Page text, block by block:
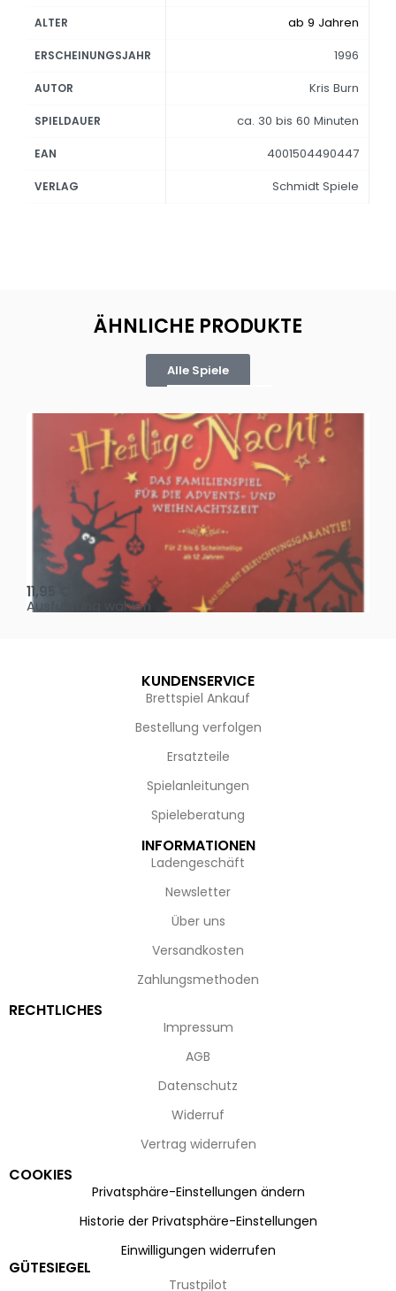
ALTER ab 9 Jahren
ERSCHEINUNGSJAHR 1996
AUTOR Kris Burn
SPIELDAUER ca. 30 bis 60 Minuten
EAN 4001504490447
VERLAG Schmidt Spiele
ÄHNLICHE PRODUKTE
Alle Spiele
Oh, heilige Nacht!
11,95
Ausführung wählen
KUNDENSERVICE
Brettspiel Ankauf
Bestellung verfolgen
Ersatzteile
Spielanleitungen
Spieleberatung
INFORMATIONEN
Ladengeschäft
Newsletter
Über uns
Versandkosten
Zahlungsmethoden
RECHTLICHES
Impressum
AGB
Datenschutz
Widerruf
Vertrag widerrufen
COOKIES
Privatsphäre-Einstellungen ändern
Historie der Privatsphäre-Einstellungen
Einwilligungen widerrufen
GÜTESIEGEL
Trustpilot